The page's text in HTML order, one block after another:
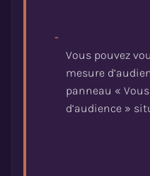
-
Vous pouvez
mesure
panneau «